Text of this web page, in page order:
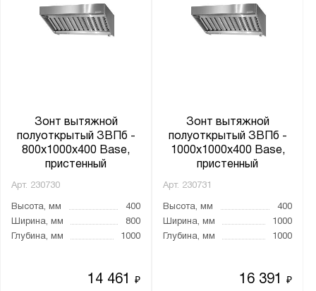
Зонт вытяжной
полуоткрытый ЗВПб -
800x1000x400 Base,
пристенный
Арт. 230730
Высота, мм
400
Ширина, мм
800
Глубина, мм
1000
14 461₽
Зонт вытяжной
полуоткрытый ЗВПб -
1000x1000x400 Base,
пристенный
Арт. 230731
Высота, мм
400
Ширина, мм
1000
Глубина, мм
1000
16 391₽